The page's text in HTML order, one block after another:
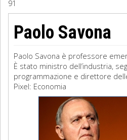
Filosofia
Storia
Matematica
91
Paolo Savona
Paolo Savona è professore
È stato ministro dell’industria,
programmazione e dire­ttore
Pixel: Economia